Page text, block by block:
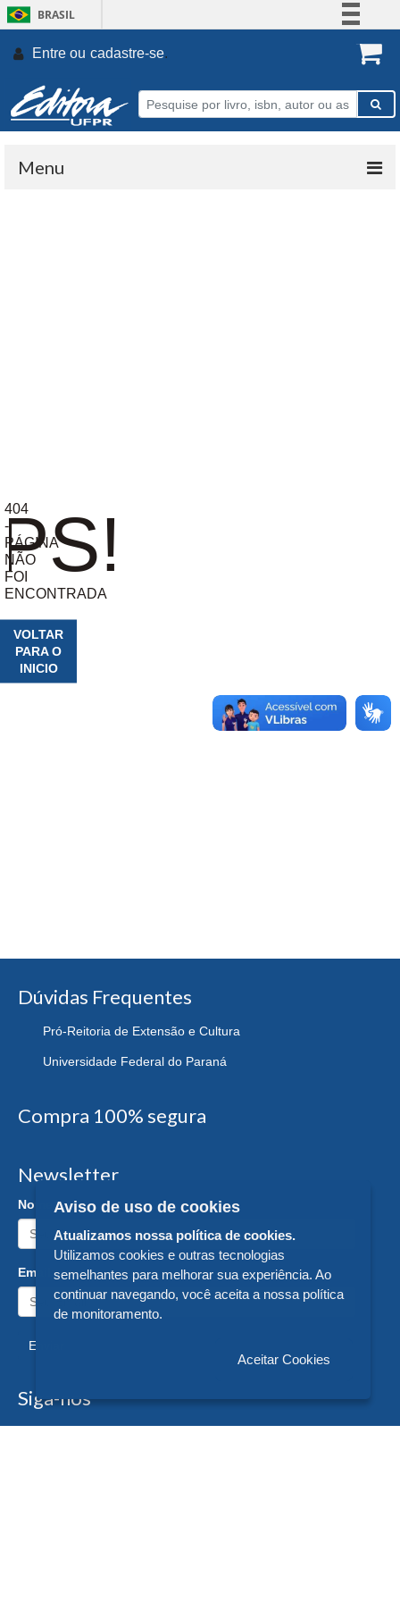
BRASIL
Participe
Entre ou cadastre-se.
Menu
404
-
PÁGINA
NÃO
FOI
ENCONTRADA
VOLTAR
PARA O
INICIO
Dúvidas Frequentes
Pró-Reitoria de Extensão e Cultura
Universidade Federal do Paraná
Compra 100% segura
Newsletter
Nome:
Email:
Enviar
Siga-nos
Aviso de uso de cookies
Atualizamos nossa política de cookies.
Utilizamos cookies e outras tecnologias
semelhantes para melhorar sua experiência. Ao
continuar navegando, você aceita a nossa política
de monitoramento.
Aceitar Cookies